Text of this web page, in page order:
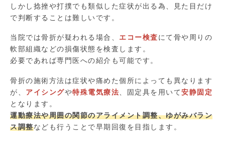
しかし捻挫や打撲でも類似した症状が出る為、見た目だけ
で判断することは難しいです。
当院では骨折が疑われる場合、 エコー検査にて骨や周りの
軟部組織などの損傷状態を検査します。
必要であれば専門医への紹介も可能です。
骨折の施術方法は症状や痛めた個所によっても異なります
が、 アイシングや特殊電気療法 、固定具を用いて安静固定
となります。
運動療法や周囲の関節のアライメント調整、ゆがみバラン
ス調整なども行うことで早期回復を目指します。